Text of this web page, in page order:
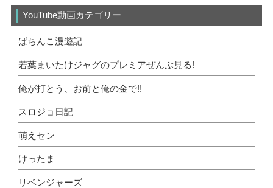
YouTube動画カテゴリー
ぱちんこ漫遊記
若葉まいたけジャグのプレミアぜんぶ見る!
俺が打とう、お前と俺の金で!!
スロジョ日記
萌えセン
けったま
リベンジャーズ